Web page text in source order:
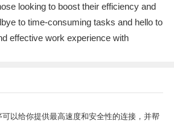
looking to boost their efficiency and
to time-consuming tasks and hello to
effective work experience with
以给你提供最高速度和安全性的连接，并帮